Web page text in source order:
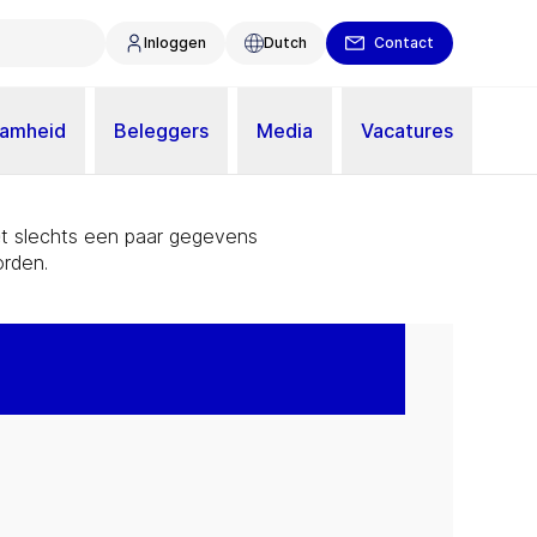
Inloggen Dutch Contact
Beleggers Media Vacatures
slechts een paar gegevens